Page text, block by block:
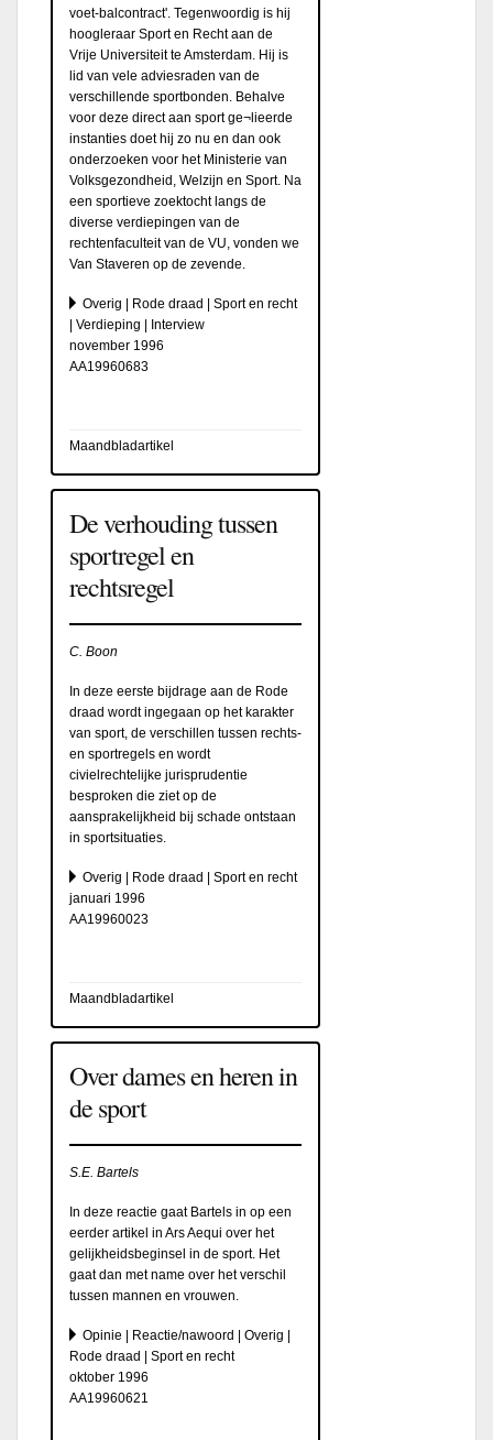
voet-balcontract'. Tegenwoordig is hij
hoogleraar Sport en Recht aan de
Vrije Universiteit te Amsterdam. Hij is
lid van vele adviesraden van de
verschillende sportbonden. Behalve
voor deze direct aan sport ge¬lieerde
instanties doet hij zo nu en dan ook
onderzoeken voor het Ministerie van
Volksgezondheid, Welzijn en Sport. Na
een sportieve zoektocht langs de
diverse verdiepingen van de
rechtenfaculteit van de VU, vonden we
Van Staveren op de zevende.
Overig | Rode draad | Sport en recht
| Verdieping | Interview
november 1996
AA19960683
Maandbladartikel
De verhouding tussen
sportregel en
rechtsregel
C. Boon
In deze eerste bijdrage aan de Rode
draad wordt ingegaan op het karakter
van sport, de verschillen tussen rechts-
en sportregels en wordt
civielrechtelijke jurisprudentie
besproken die ziet op de
aansprakelijkheid bij schade ontstaan
in sportsituaties.
Overig | Rode draad | Sport en recht
januari 1996
AA19960023
Maandbladartikel
Over dames en heren in
de sport
S.E. Bartels
In deze reactie gaat Bartels in op een
eerder artikel in Ars Aequi over het
gelijkheidsbeginsel in de sport. Het
gaat dan met name over het verschil
tussen mannen en vrouwen.
Opinie | Reactie/nawoord | Overig |
Rode draad | Sport en recht
oktober 1996
AA19960621